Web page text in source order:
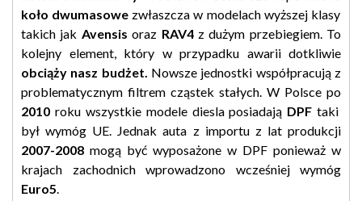
koło dwumasowe zwłaszcza w modelach wyższej klasy
takich jak Avensis oraz RAV4 z dużym przebiegiem. To
kolejny element, który w przypadku awarii dotkliwie
obciąży nasz budżet. Nowsze jednostki współpracują z
problematycznym filtrem cząstek stałych. W Polsce po
2010 roku wszystkie modele diesla posiadają DPF taki
był wymóg UE. Jednak auta z importu z lat produkcji
2007-2008 mogą być wyposażone w DPF ponieważ w
krajach zachodnich wprowadzono wcześniej wymóg
Euro5